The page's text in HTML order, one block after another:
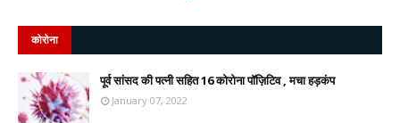
कोरोना
पूर्व सांसद की पत्नी सहित 16 कोरोना पॉज़िटिव , मचा हड़कंप
January 07, 2022